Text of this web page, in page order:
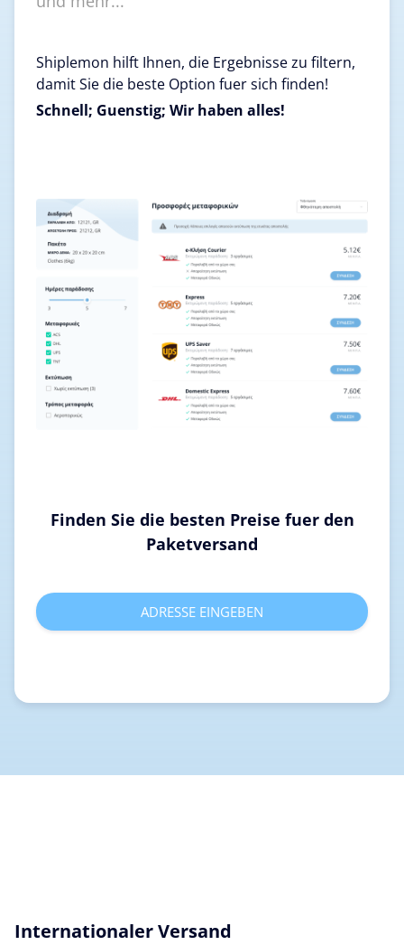
Shiplemon hilft Ihnen, die Ergebnisse zu filtern,
damit Sie die beste Option fuer sich finden!
Schnell; Guenstig; Wir haben alles!
Finden Sie die besten Preise fuer den
Paketversand
ADRESSE EINGEBEN
Internationaler Versand